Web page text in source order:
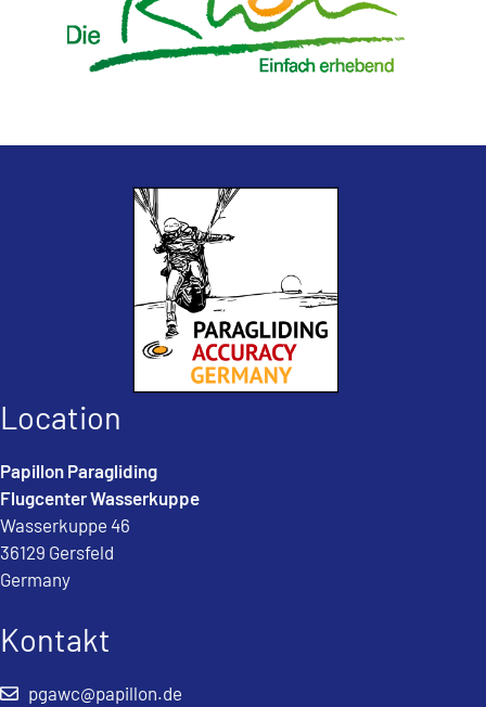
Location
Papillon Paragliding
Flugcenter Wasserkuppe
Wasserkuppe 46
36129 Gersfeld
Germany
Kontakt
pgawc@papillon.de